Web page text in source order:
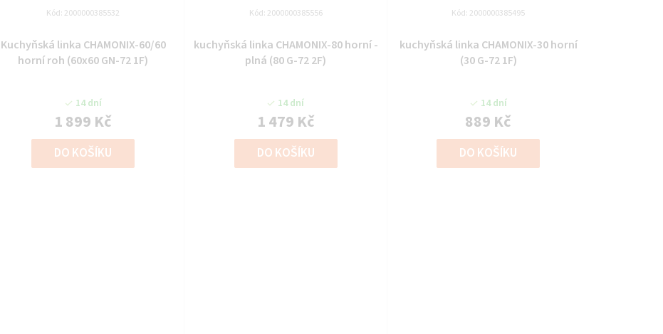
Kuchyňská linka CHAMONIX-60/60
horní roh (60x60 GN-72 1F)
14 dní
1 899 Kč
DO KOŠÍKU
Kód: 2000000385532
kuchyňská linka CHAMONIX-80 horní -
plná (80 G-72 2F)
14 dní
1 479 Kč
DO KOŠÍKU
Kód: 2000000385556
kuchyňská linka CHAMONIX-30 horní
(30 G-72 1F)
14 dní
889 Kč
DO KOŠÍKU
Kód: 2000000385495